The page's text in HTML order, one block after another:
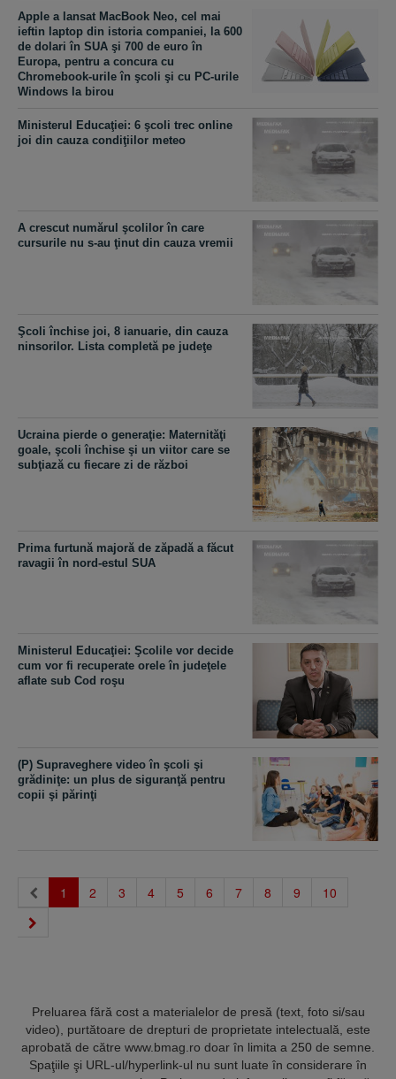
Apple a lansat MacBook Neo, cel mai
ieftin laptop din istoria companiei, la 600
de dolari în SUA şi 700 de euro în
Europa, pentru a concura cu
Chromebook-urile în şcoli şi cu PC-urile
Windows la birou
Ministerul Educaţiei: 6 şcoli trec online
joi din cauza condiţiilor meteo
A crescut numărul şcolilor în care
cursurile nu s-au ţinut din cauza vremii
Şcoli închise joi, 8 ianuarie, din cauza
ninsorilor. Lista completă pe judeţe
Ucraina pierde o generaţie: Maternităţi
goale, şcoli închise şi un viitor care se
subţiază cu fiecare zi de război
Prima furtună majoră de zăpadă a făcut
ravagii în nord-estul SUA
Ministerul Educaţiei: Şcolile vor decide
cum vor fi recuperate orele în judeţele
aflate sub Cod roşu
(P) Supraveghere video în şcoli şi
grădiniţe: un plus de siguranţă pentru
copii şi părinţi
1 (current)
2 3 4 5 6 7 8 9 10
Preluarea fără cost a materialelor de presă (text, foto si/sau
video), purtătoare de drepturi de proprietate intelectuală, este
aprobată de către www.bmag.ro doar în limita a 250 de semne.
Spaţiile şi URL-ul/hyperlink-ul nu sunt luate în considerare în